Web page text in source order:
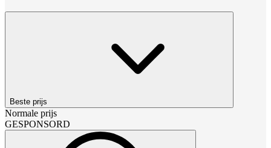
Beste prijs
Normale prijs
GESPONSORD